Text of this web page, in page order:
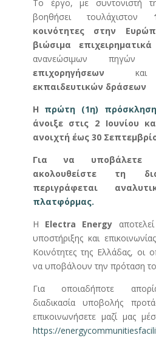
Το έργο, με συντονιστή
βοηθήσει τουλάχιστον
κοινότητες στην
βιώσιμα
ανανεώσιμων πηγών
επιχορηγήσεων
εκπαιδευτικών δράσεων
Η πρώτη (1η)
άνοιξε στις 2 Ιουνίου
ανοιχτή έως 30
Για να υποβάλετε
ακολουθείστε τη
περιγράφεται
πλατφόρμας.
Η Electra Energy
υποστήριξης και
Κοινότητες της Ελλάδας, οι
να υποβάλουν την πρόταση
Για οποιαδήποτε
διαδικασία υποβολής
επικοινωνήσετε μαζί μας
https://